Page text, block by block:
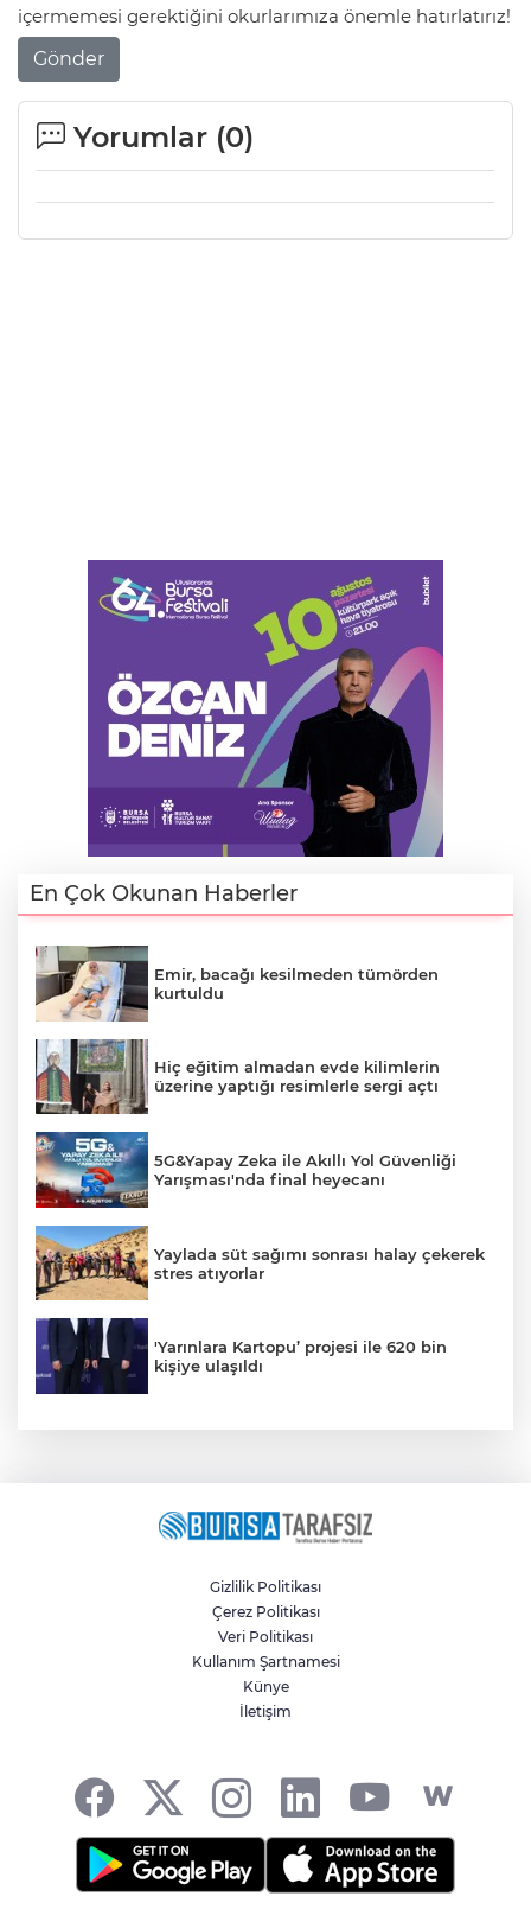
içermemesi gerektiğini okurlarımıza önemle hatırlatırız!
Gönder
Yorumlar (0)
En Çok Okunan Haberler
Emir, bacağı kesilmeden tümörden
kurtuldu
Hiç eğitim almadan evde kilimlerin
üzerine yaptığı resimlerle sergi açtı
5G&Yapay Zeka ile Akıllı Yol Güvenliği
Yarışması'nda final heyecanı
Yaylada süt sağımı sonrası halay çekerek
stres atıyorlar
'Yarınlara Kartopu’ projesi ile 620 bin
kişiye ulaşıldı
Gizlilik Politikası
Çerez Politikası
Veri Politikası
Kullanım Şartnamesi
Künye
İletişim